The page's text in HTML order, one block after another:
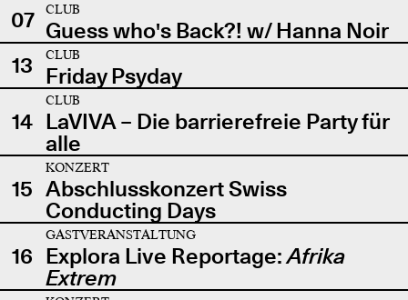
07
CLUB
Guess who's Back?! w/ Hanna Noir
13
CLUB
Friday Psyday
14
CLUB
LaVIVA – Die barrierefreie Party für
alle
15
KONZERT
Abschlusskonzert Swiss
Conducting Days
16
GASTVERANSTALTUNG
Explora Live Reportage:Afrika
Extrem